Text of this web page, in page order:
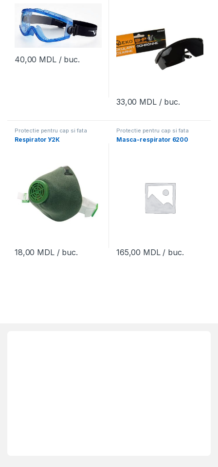
40,00 MDL/ buc.
33,00 MDL/ buc.
Protectie pentru cap si fata
Respirator У2К
18,00 MDL/ buc.
Protectie pentru cap si fata
Masca-respirator 6200
165,00 MDL/ buc.